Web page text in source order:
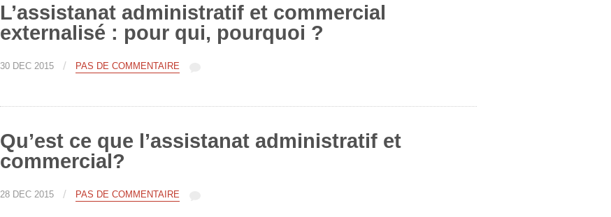
L’assistanat administratif et commercial
externalisé : pour qui, pourquoi ?
30 DÉC 2015 / PAS DE COMMENTAIRE
Qu’est ce que l’assistanat administratif et
commercial?
28 DÉC 2015 / PAS DE COMMENTAIRE